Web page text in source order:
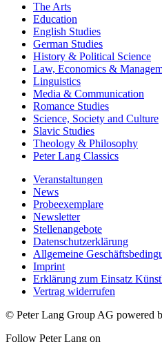
The Arts
Education
English Studies
German Studies
History & Political Science
Law, Economics &
Linguistics
Media & Communication
Romance Studies
Science, Society and Culture
Slavic Studies
Theology & Philosophy
Peter Lang Classics
Veranstaltungen
News
Probeexemplare
Newsletter
Stellenangebote
Datenschutzerklärung
Allgemeine
Imprint
Erklärung zum Einsatz
Vertrag widerrufen
© Peter Lang Group AG powered
Follow Peter Lang on